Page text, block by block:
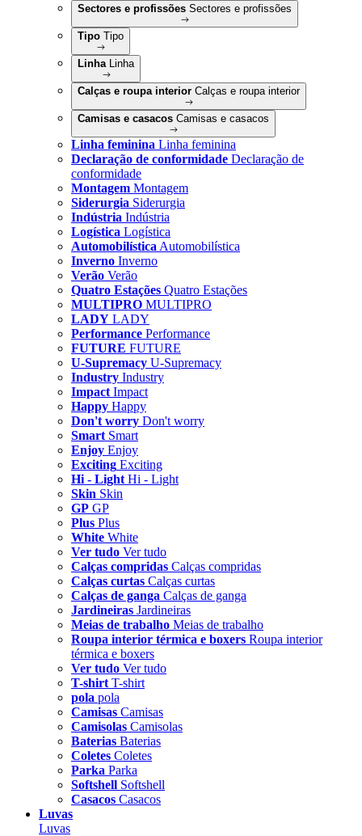
Sectores e profissões Sectores e profissões
Tipo Tipo
Linha Linha
Calças e roupa interior Calças e roupa interior
Camisas e casacos Camisas e casacos
Linha feminina Linha feminina
Declaração de conformidade Declaração de
conformidade
Montagem Montagem
Siderurgia Siderurgia
Indústria Indústria
Logística Logística
Automobilística Automobilística
Inverno Inverno
Verão Verão
Quatro Estações Quatro Estações
MULTIPRO MULTIPRO
LADY LADY
Performance Performance
FUTURE FUTURE
U-Supremacy U-Supremacy
Industry Industry
Impact Impact
Happy Happy
Don't worry Don't worry
Smart Smart
Enjoy Enjoy
Exciting Exciting
Hi - Light Hi - Light
Skin Skin
GP GP
Plus Plus
White White
Ver tudo Ver tudo
Calças compridas Calças compridas
Calças curtas Calças curtas
Calças de ganga Calças de ganga
Jardineiras Jardineiras
Meias de trabalho Meias de trabalho
Roupa interior térmica e boxers Roupa interior
térmica e boxers
Ver tudo Ver tudo
T-shirt T-shirt
pola pola
Camisas Camisas
Camisolas Camisolas
Baterias Baterias
Coletes Coletes
Parka Parka
Softshell Softshell
Casacos Casacos
Luvas
Luvas